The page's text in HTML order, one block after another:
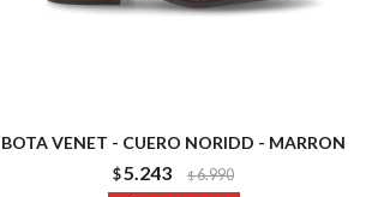
BOTA VENET - CUERO NORIDD - MARRON
$5.243 $6.990